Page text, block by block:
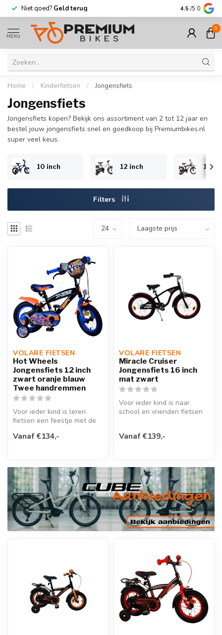
Niet goed? Geld terug Meer dan
4.5 /5.0
MENU
0
Home / Kinderfietsen / Jongensfiets
Jongensfiets
Jongensfiets kopen? Bekijk ons assortiment van 2 tot 12 jaar en
bestel jouw jongensfiets snel en goedkoop bij Premiumbikes.nl
super veel keus.
10 inch 12 inch 14
Filters
VOLARE FIETSEN
Hot Wheels
Jongensfiets 12 inch
zwart oranje blauw
Twee handremmen
Voor ieder kind is leren
fietsen een feestje met de
kinderfie...
Vanaf €134,-
VOLARE FIETSEN
Miracle Cruiser
Jongensfiets 16 inch
mat zwart
Voor ieder kind is naar
school en vrienden fietsen
Vanaf €139,-